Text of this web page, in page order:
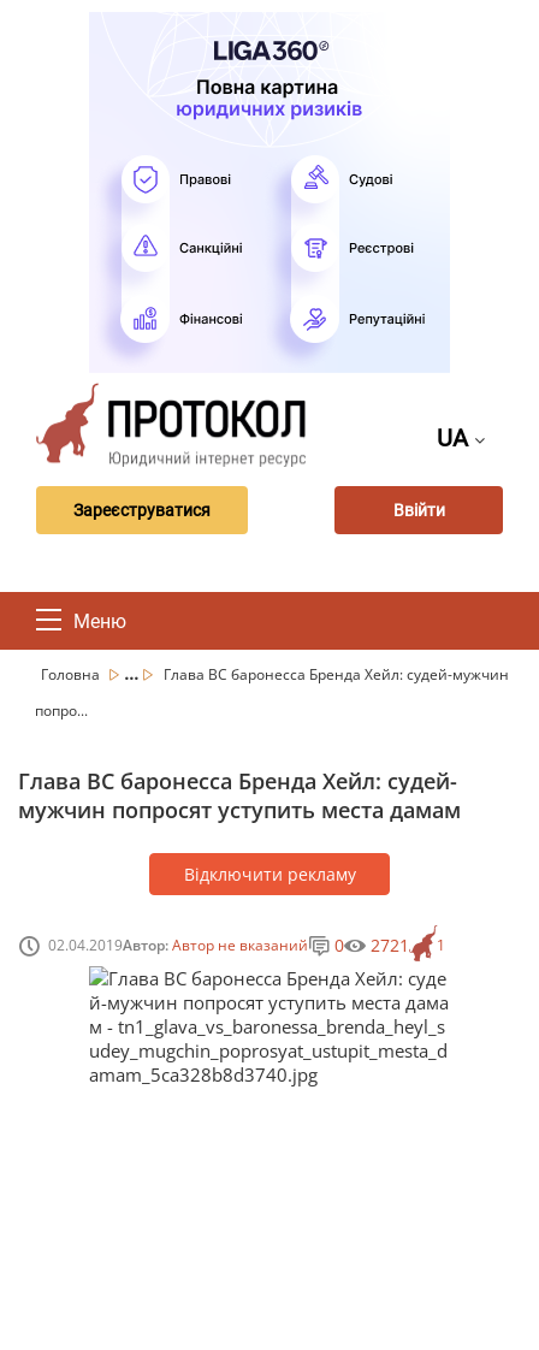
UA
Зареєструватися Ввійти
Меню
Головна ...
Глава ВС баронесса Бренда Хейл: судей-мужчин
попро...
Глава ВС баронесса Бренда Хейл: судей-
мужчин попросят уступить места дамам
Відключити рекламу
02.04.2019Автор:Автор не вказаний 1
0 2721